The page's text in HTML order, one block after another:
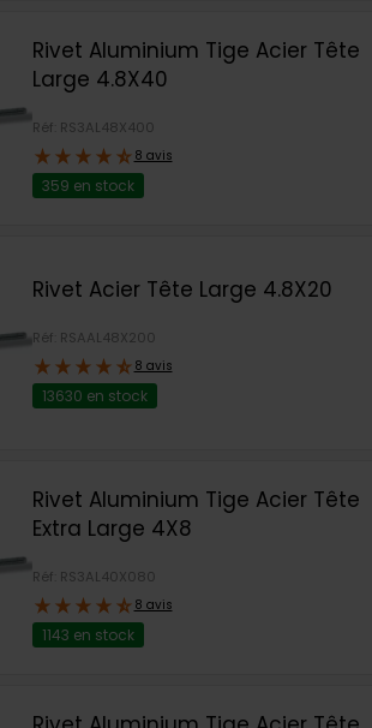
Rivet Aluminium Tige Acier Tête
Large 4.8X40
Réf: RS3AL48X400
8 avis
359 en stock
Rivet Acier Tête Large 4.8X20
Réf: RSAAL48X200
8 avis
13630 en stock
Rivet Aluminium Tige Acier Tête
Extra Large 4X8
Réf: RS3AL40X080
8 avis
1143 en stock